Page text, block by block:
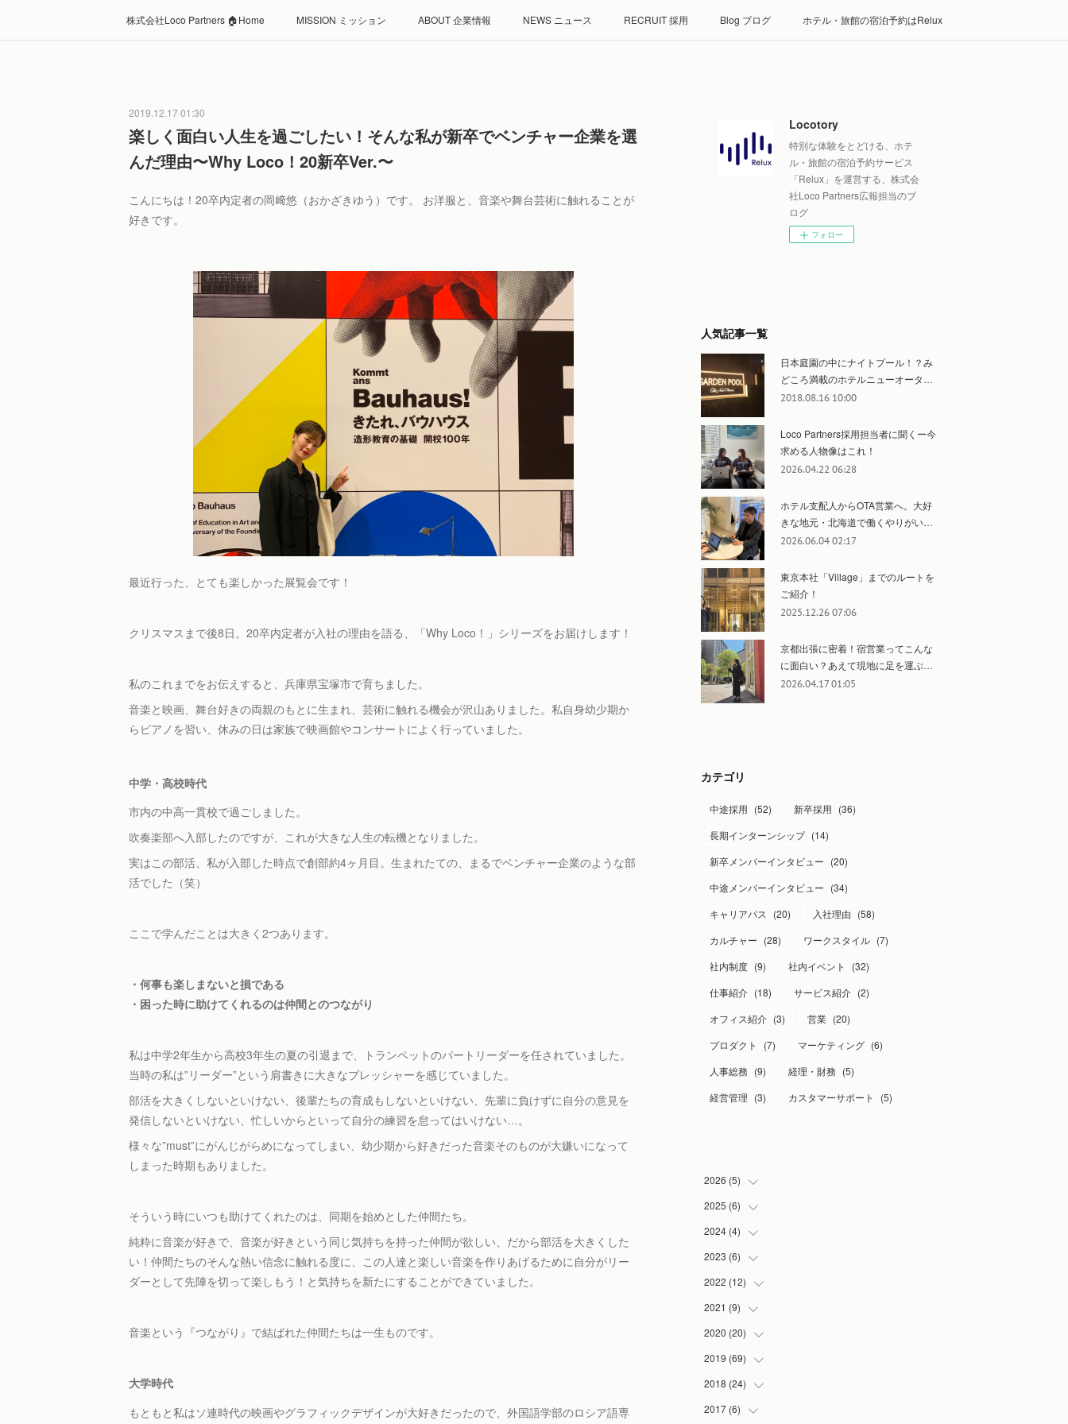
株式会社Loco Partners 🏠Home MISSION ミッション ABOUT 企業情報 NEWS ニュース RECRUIT 採用 Blog ブログ ホテル・旅館の宿泊予約はRelux
2019.12.17 01:30
楽しく面白い人生を過ごしたい！そんな私が新卒でベンチャー企業を選
んだ理由〜Why Loco！20新卒Ver.〜
こんにちは！20卒内定者の岡﨑悠（おかざきゆう）です。 お洋服と、音楽や舞台芸術に触れることが
好きです。
最近行った、とても楽しかった展覧会です！
クリスマスまで後8日。20卒内定者が入社の理由を語る、「Why Loco！」シリーズをお届けします！
私のこれまでをお伝えすると、兵庫県宝塚市で育ちました。
音楽と映画、舞台好きの両親のもとに生まれ、芸術に触れる機会が沢山ありました。私自身幼少期か
らピアノを習い、休みの日は家族で映画館やコンサートによく行っていました。
中学・高校時代
市内の中高一貫校で過ごしました。
吹奏楽部へ入部したのですが、これが大きな人生の転機となりました。
実はこの部活、私が入部した時点で創部約4ヶ月目。生まれたての、まるでベンチャー企業のような部
活でした（笑）
ここで学んだことは大きく2つあります。
・何事も楽しまないと損である
・困った時に助けてくれるのは仲間とのつながり
私は中学2年生から高校3年生の夏の引退まで、トランペットのパートリーダーを任されていました。
当時の私は”リーダー”という肩書きに大きなプレッシャーを感じていました。
部活を大きくしないといけない、後輩たちの育成もしないといけない、先輩に負けずに自分の意見を
発信しないといけない、忙しいからといって自分の練習を怠ってはいけない…。
様々な”must”にがんじがらめになってしまい、幼少期から好きだった音楽そのものが大嫌いになって
しまった時期もありました。
そういう時にいつも助けてくれたのは、同期を始めとした仲間たち。
純粋に音楽が好きで、音楽が好きという同じ気持ちを持った仲間が欲しい、だから部活を大きくした
い！仲間たちのそんな熱い信念に触れる度に、この人達と楽しい音楽を作りあげるために自分がリー
ダーとして先陣を切って楽しもう！と気持ちを新たにすることができていました。
音楽という『つながり』で結ばれた仲間たちは一生ものです。
大学時代
もともと私はソ連時代の映画やグラフィックデザインが大好きだったので、外国語学部のロシア語専
Locotory
特別な体験をとどける、ホテ
ル・旅館の宿泊予約サービス
「Relux」を運営する、株式会
社Loco Partners広報担当のブ
ログ
フォロー
人気記事一覧
日本庭園の中にナイトプール！？み
どころ満載のホテルニューオータ…
2018.08.16 10:00
Loco Partners採用担当者に聞くー今
求める人物像はこれ！
2026.04.22 06:28
ホテル支配人からOTA営業へ。大好
きな地元・北海道で働くやりがい…
2026.06.04 02:17
東京本社「Village」までのルートを
ご紹介！
2025.12.26 07:06
京都出張に密着！宿営業ってこんな
に面白い？あえて現地に足を運ぶ…
2026.04.17 01:05
カテゴリ
中途採用 (52) 新卒採用 (36)
長期インターンシップ (14)
新卒メンバーインタビュー (20)
中途メンバーインタビュー (34)
キャリアパス
(20) 入社理由 (58)
カルチャー (28) ワークスタイル (7)
社内制度 (9) 社内イベント (32)
仕事紹介 (18) サービス紹介 (2)
オフィス紹介 (3) 営業 (20)
プロダクト
(7) マーケティング (6)
人事総務 (9) 経理・財務 (5)
経営管理 (3) カスタマーサポート (5)
2026 (5)
(
)
(
)
(
)
(1
2025 (6)
(
)
(
)
(3
(
)
2024 (4)
(
)
(1
(
)
(1
2023 (6)
(2
(
)
(3
2022 (12)
(
)
(1
(1
(1
(
)
2021 (9)
(1
(2
(2
(
)
2020 (20)
(1
(7
(
)
2019 (69)
(20
)
(
)
2018 (24)
(
)
2017 (6)